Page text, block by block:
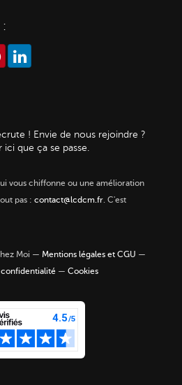
! Envie de nous rejoindre ?
ici que ça se passe.
vous chiffonne ou une amélioration
pas : contact@lcdcm.fr. C'est
Moi — Mentions légales et CGU —
confidentialité — Cookies